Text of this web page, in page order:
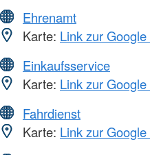
Ehrenamt
Karte: Link zur
Einkaufsservice
Karte: Link zur
Fahrdienst
Karte: Link zur